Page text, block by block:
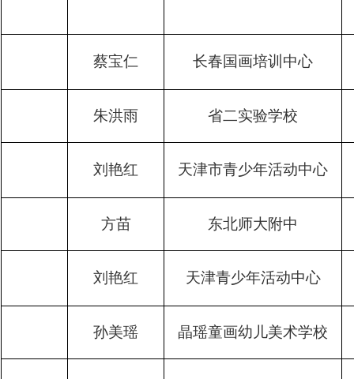
蔡宝仁 长春国画培训中心
朱洪雨 省二实验学校
刘艳红 天津市青少年活动中心
方苗 东北师大附中
刘艳红 天津青少年活动中心
孙美瑶 晶瑶童画幼儿美术学校